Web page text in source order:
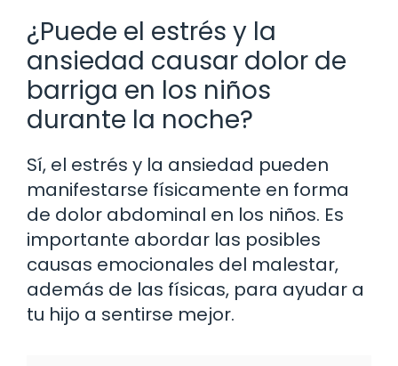
¿Puede el estrés y la
ansiedad causar dolor de
barriga en los niños
durante la noche?
Sí, el estrés y la ansiedad pueden
manifestarse físicamente en forma
de dolor abdominal en los niños. Es
importante abordar las posibles
causas emocionales del malestar,
además de las físicas, para ayudar a
tu hijo a sentirse mejor.